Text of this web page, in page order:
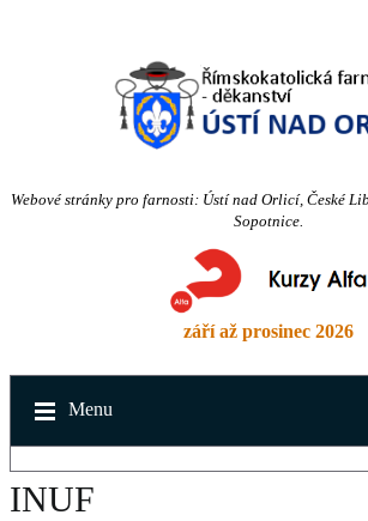
Webové stránky pro farnosti: Ústí nad Orlicí, České
Sopotnice.
září až prosinec 2026
Menu
INUF